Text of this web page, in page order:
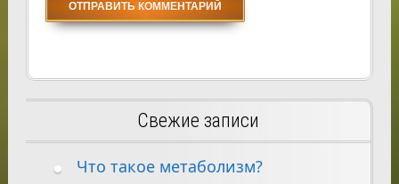
Свежие записи
Что такое метаболизм?